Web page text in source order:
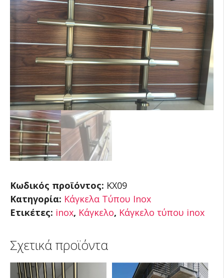
Κωδικός προϊόντος: KX09
Κατηγορία: Κάγκελα Τύπου Inox
Ετικέτες: inox, Κάγκελο, Κάγκελο τύπου inox
Σχετικά προϊόντα